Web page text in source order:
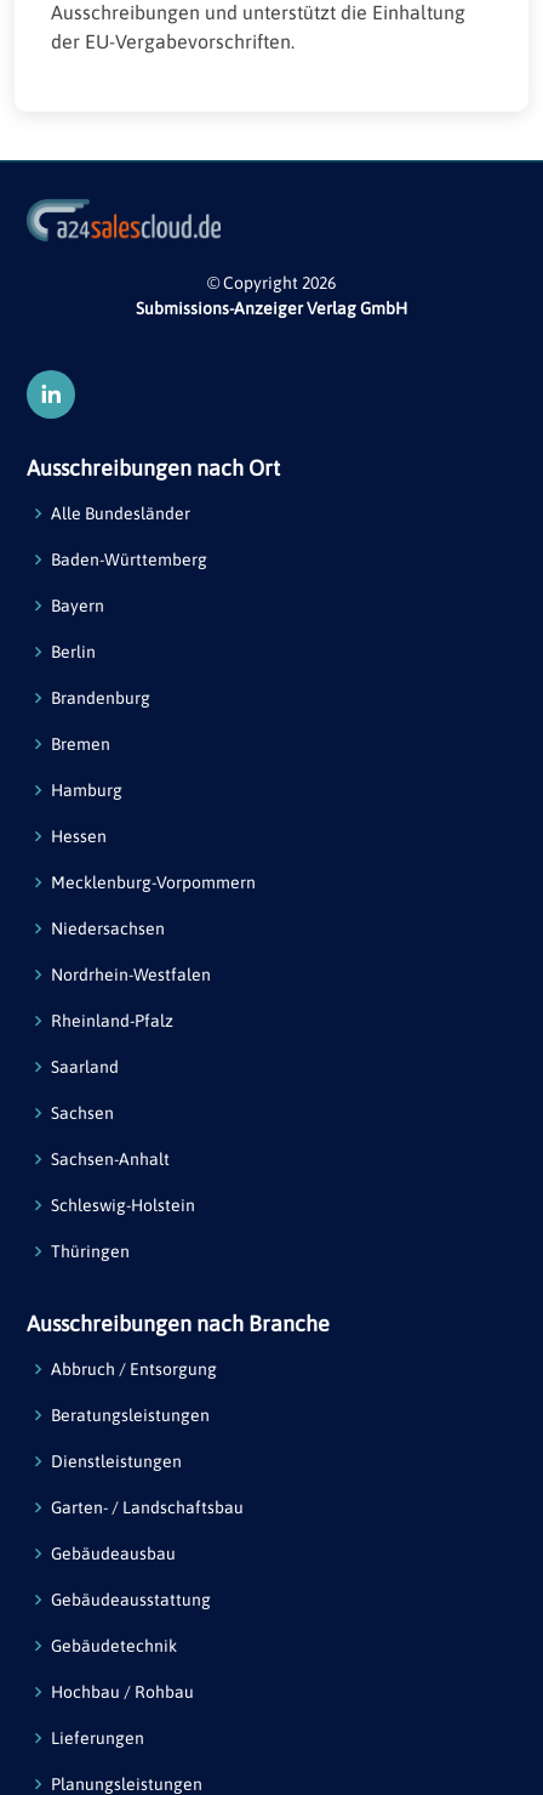
Ausschreibungen und unterstützt die Einhaltung
der EU-Vergabevorschriften.
© Copyright 2026
Submissions-Anzeiger Verlag GmbH
Ausschreibungen nach Ort
Alle Bundesländer
Baden-Württemberg
Bayern
Berlin
Brandenburg
Bremen
Hamburg
Hessen
Mecklenburg-Vorpommern
Niedersachsen
Nordrhein-Westfalen
Rheinland-Pfalz
Saarland
Sachsen
Sachsen-Anhalt
Schleswig-Holstein
Thüringen
Ausschreibungen nach Branche
Abbruch / Entsorgung
Beratungsleistungen
Dienstleistungen
Garten- / Landschaftsbau
Gebäudeausbau
Gebäudeausstattung
Gebäudetechnik
Hochbau / Rohbau
Lieferungen
Planungsleistungen